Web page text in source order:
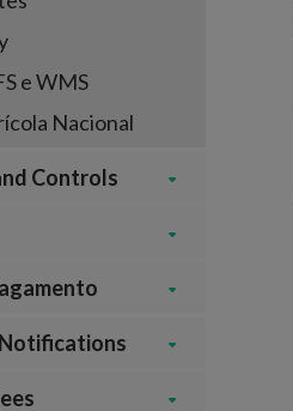
e WMS
Nacional
Controls